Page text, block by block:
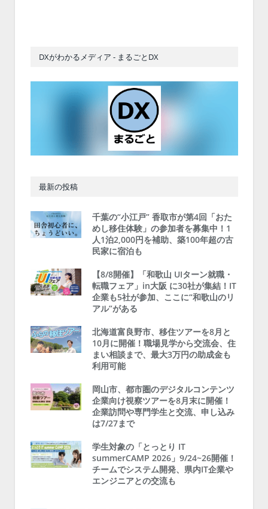
DXがわかるメディア - まるごとDX
最新の投稿
千葉の“小江戸” 香取市が第4回「おた
めし移住体験」の参加者を募集中！1
人1泊2,000円を補助、築100年超の古
民家に宿泊も
【8/8開催】「和歌山 UIターン就職・
転職フェア」in大阪 に30社が集結！IT
企業も5社が参加、ここに“和歌山のリ
アル”がある
北海道富良野市、移住ツアーを8月と
10月に開催！職場見学から交流会、住
まい相談まで、最大3万円の助成金も
利用可能
岡山市、都市圏のデジタルコンテンツ
企業向け視察ツアーを8月末に開催！
企業訪問や専門学生と交流、申し込み
は7/27まで
学生対象の「とっとり IT
summerCAMP 2026」9/24~26開催！
チームでシステム開発、県内IT企業や
エンジニアとの交流も